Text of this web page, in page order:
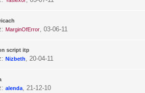
MarginOfError, 03-06-11
script itp
Nizbeth, 20-04-11
alenda, 21-12-10